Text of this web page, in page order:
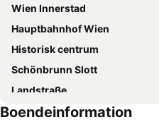
Wien Innerstad
Hauptbahnhof Wien
Historisk centrum
Schönbrunn Slott
Landstraße
Neubau
Boendeinformation